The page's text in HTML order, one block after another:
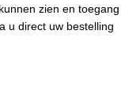
zien en toegang
u direct uw bestelling